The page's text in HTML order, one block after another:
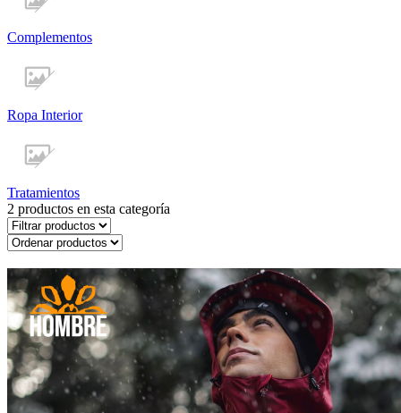
Complementos
Ropa Interior
Tratamientos
2 productos en esta categoría